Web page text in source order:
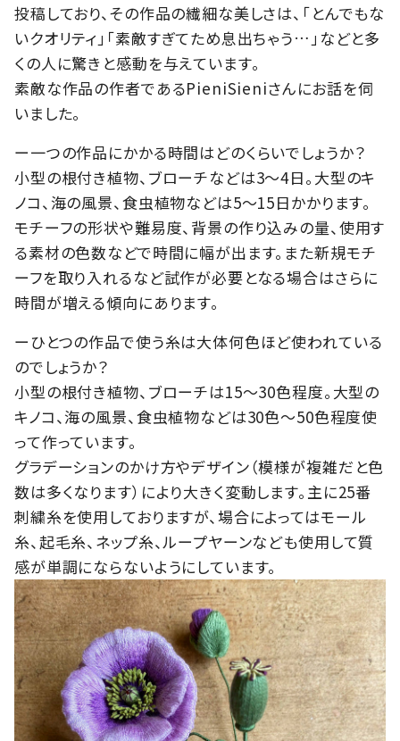
投稿しており、その作品の繊細な美しさは、「とんでもな
いクオリティ」「素敵すぎてため息出ちゃう…」などと多
くの人に驚きと感動を与えています。
素敵な作品の作者であるPieniSieniさんにお話を伺
いました。
ー一つの作品にかかる時間はどのくらいでしょうか？
小型の根付き植物、ブローチなどは3～4日。大型のキ
ノコ、海の風景、食虫植物などは5～15日かかります。
モチーフの形状や難易度、背景の作り込みの量、使用す
る素材の色数などで時間に幅が出ます。また新規モチ
ーフを取り入れるなど試作が必要となる場合はさらに
時間が増える傾向にあります。
ーひとつの作品で使う糸は大体何色ほど使われている
のでしょうか？
小型の根付き植物、ブローチは15～30色程度。大型の
キノコ、海の風景、食虫植物などは30色～50色程度使
って作っています。
グラデーションのかけ方やデザイン（模様が複雑だと色
数は多くなります）により大きく変動します。主に25番
刺繍糸を使用しておりますが、場合によってはモール
糸、起毛糸、ネップ糸、ループヤーンなども使用して質
感が単調にならないようにしています。